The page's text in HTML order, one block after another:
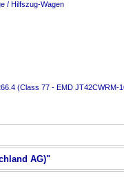
/ Hilfszug-Wagen
(Class 77 - EMD JT42CWRM-
AG)"